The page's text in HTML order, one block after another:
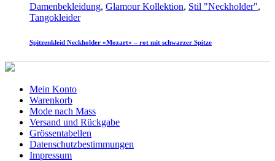
Damenbekleidung, Glamour Kollektion, Stil "Neckholder",
Tangokleider
Spitzenkleid Neckholder «Mozart» – rot mit schwarzer Spitze
Mein Konto
Warenkorb
Mode nach Mass
Versand und Rückgabe
Grössentabellen
Datenschutzbestimmungen
Impressum